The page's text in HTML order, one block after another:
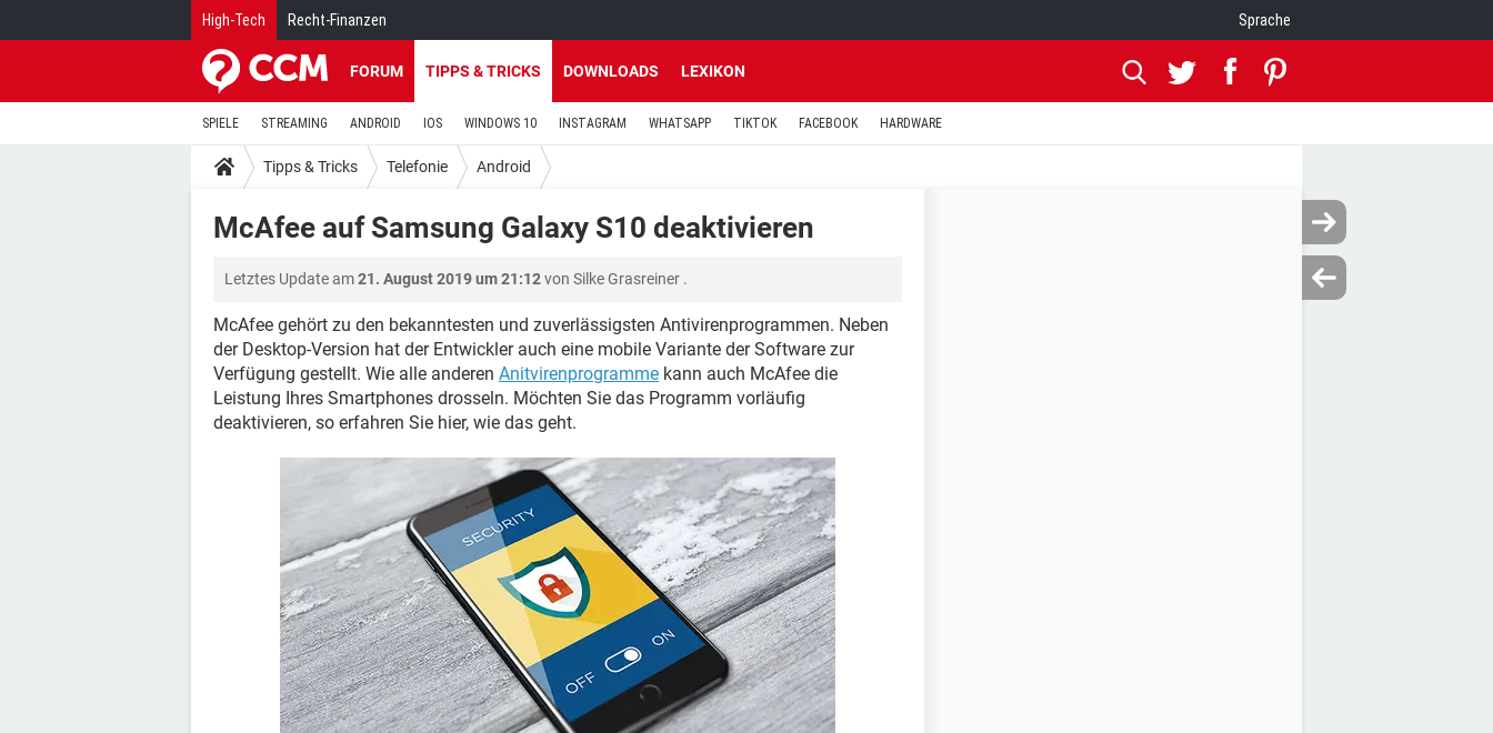
High-Tech Recht-Finanzen Sprache
FORUM TIPPS & TRICKS DOWNLOADS LEXIKON
SPIELE STREAMING ANDROID IOS WINDOWS 10 INSTAGRAM WHATSAPP TIKTOK FACEBOOK HARDWARE
Tipps & Tricks Telefonie Android
McAfee auf Samsung Galaxy S10 deaktivieren
Letztes Update am21. August 2019 um 21:12von Silke Grasreiner .
McAfee gehört zu den bekanntesten und zuverlässigsten Antivirenprogrammen. Neben
der Desktop-Version hat der Entwickler auch eine mobile Variante der Software zur
Verfügung gestellt. Wie alle anderen Anitvirenprogramme kann auch McAfee die
Leistung Ihres Smartphones drosseln. Möchten Sie das Programm vorläufig
deaktivieren, so erfahren Sie hier, wie das geht.